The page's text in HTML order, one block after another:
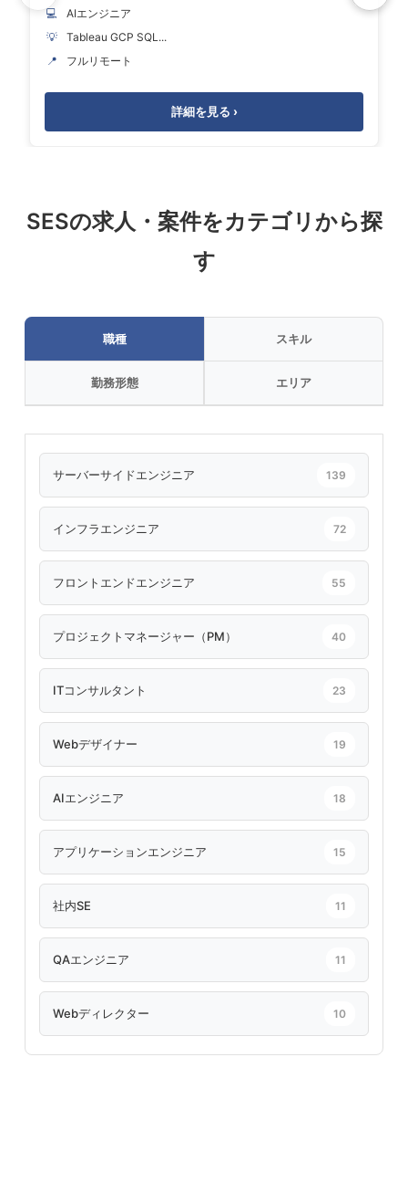
💻
AIエンジニア
💡
Tableau GCP SQL...
📍
フルリモート
詳細を見る ›
SESの求人・案件をカテゴリから探
す
職種 スキル
勤務形態 エリア
サーバーサイドエンジニア 139
インフラエンジニア 72
フロントエンドエンジニア 55
プロジェクトマネージャー（PM） 40
ITコンサルタント 23
Webデザイナー 19
AIエンジニア 18
アプリケーションエンジニア 15
社内SE 11
QAエンジニア 11
Webディレクター 10